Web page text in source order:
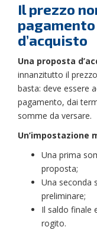
Il prezzo
d’acquisto
Una proposta
innanzitutto il
basta: deve essere
pagamento, dai
somme da versare.
Un’impostazione
Una prima
proposta;
Una seconda
preliminare;
Il saldo finale
rogito.